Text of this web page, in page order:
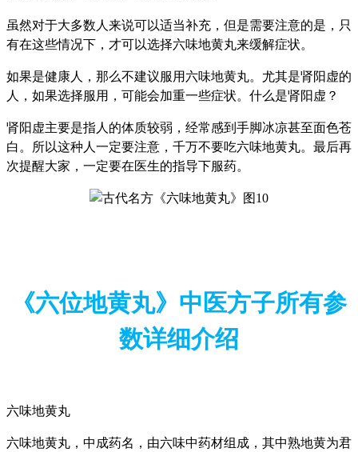
虽然对于大多数人来说可以适当补充，但是需要注意的是，只
有在这些情况下，才可以选择六味地黄丸来缓解症状。
如果是健康人，那么不建议服用六味地黄丸。尤其是肾阳虚的
人，如果选择服用，可能会加重一些症状。什么是肾阳虚？
肾阳虚主要是指人的体质较弱，经常感到手脚冰凉甚至面色苍
白。所以这种人一定要注意，千万不要吃六味地黄丸。最后再
次提醒大家，一定要在医生的指导下服药。
《六位地黄丸》中医方子所有参
数详细介绍
六味地黄丸
六味地黄丸，中成药名，由六味中药材组成，其中熟地黄为君